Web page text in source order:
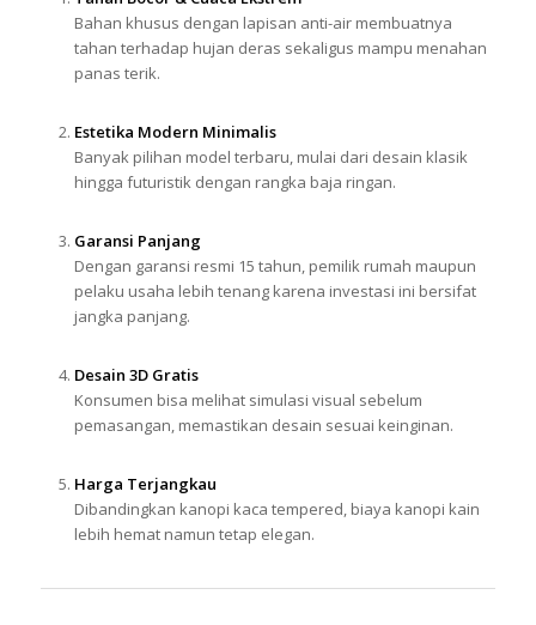
Bahan khusus dengan lapisan anti-air membuatnya
tahan terhadap hujan deras sekaligus mampu menahan
panas terik.
Estetika Modern Minimalis
Banyak pilihan model terbaru, mulai dari desain klasik
hingga futuristik dengan rangka baja ringan.
Garansi Panjang
Dengan garansi resmi 15 tahun, pemilik rumah maupun
pelaku usaha lebih tenang karena investasi ini bersifat
jangka panjang.
Desain 3D Gratis
Konsumen bisa melihat simulasi visual sebelum
pemasangan, memastikan desain sesuai keinginan.
Harga Terjangkau
Dibandingkan kanopi kaca tempered, biaya kanopi kain
lebih hemat namun tetap elegan.